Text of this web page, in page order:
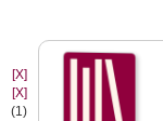
[X]
[X]
(1)